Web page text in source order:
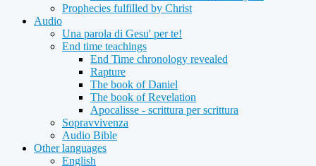
Prophecies fulfilled by Christ
Audio
Una parola di Gesu' per te!
End time teachings
End Time chronology revealed
Rapture
The book of Daniel
The book of Revelation
Apocalisse - scrittura per scrittura
Sopravvivenza
Audio Bible
Other languages
English